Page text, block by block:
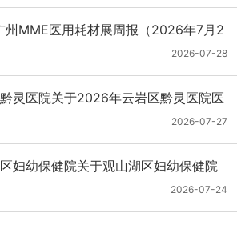
州MME医用耗材展周报（2026年7月2
2026-07-28
灵医院关于2026年云岩区黔灵医院医
购项目（品目三）三次招标的公开招
2026-07-27
妇幼保健院关于观山湖区妇幼保健院
采购项目的公开招标公告
2026-07-24